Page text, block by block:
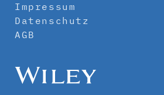
Impressum
Datenschutz
AGB